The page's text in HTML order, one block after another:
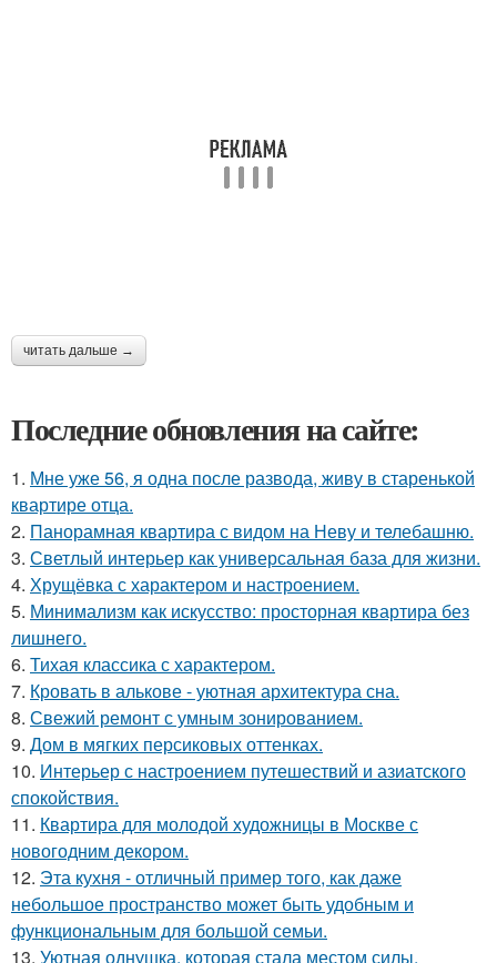
читать дальше →
Последние обновления на сайте:
1. Мне уже 56, я одна после развода, живу в старенькой
квартире отца.
2. Панорамная квартира с видом на Неву и телебашню.
3. Светлый интерьер как универсальная база для жизни.
4. Хрущёвка с характером и настроением.
5. Минимализм как искусство: просторная квартира без
лишнего.
6. Тихая классика с характером.
7. Кровать в алькове - уютная архитектура сна.
8. Свежий ремонт с умным зонированием.
9. Дом в мягких персиковых оттенках.
10. Интерьер с настроением путешествий и азиатского
спокойствия.
11. Квартира для молодой художницы в Москве с
новогодним декором.
12. Эта кухня - отличный пример того, как даже
небольшое пространство может быть удобным и
функциональным для большой семьи.
13. Уютная однушка, которая стала местом силы.